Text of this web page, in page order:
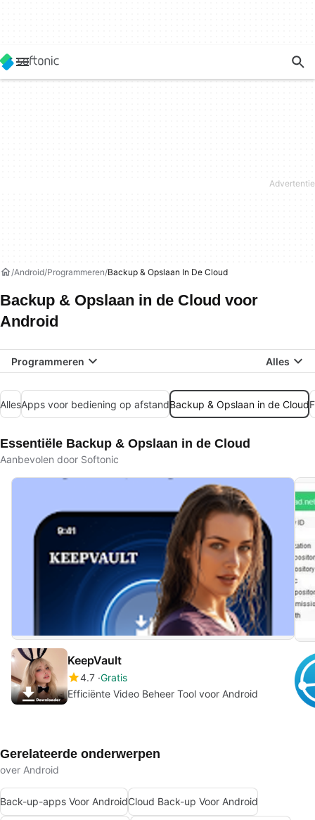
Android Programmeren Backup & Opslaan In De Cloud
Backup & Opslaan in de Cloud voor
Android
Programmeren Alles
AllesApps voor bediening op afstandBackup & Opslaan in de Cloud
Essentiële Backup & Opslaan in de Cloud
Aanbevolen door Softonic
KeepVault
4.7 Gratis
Efficiënte Video Beheer Tool voor Android
Gerelateerde onderwerpen
over Android
Back-up-apps Voor AndroidCloud Back-up Voor Android